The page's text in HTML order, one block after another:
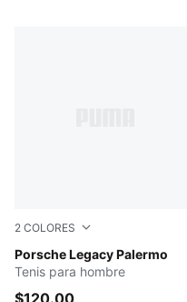
2 COLORES
Porsche Legacy Palermo
ALPINE SNOW
Tenis para hombre
$120.00